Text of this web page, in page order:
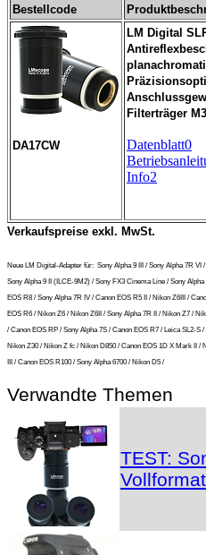
Bestellcode
DA17CW
LM Digital
Filterträger
Datenblatt0
Info2
Verkaufspreise exkl. MwSt.
Neue LM Digital-Adapter für: Sony Alpha 9 III / Sony Alpha 7R VI
Sony Alpha 9 II (ILCE-9M2) / Sony FX3 Cinema Line / Sony
EOS R8 / Sony Alpha 7R IV / Canon EOS R5 II / Nikon Z6III /
EOS R6 / Nikon Z6 / Nikon Z6II / Sony Alpha 7R II / Nikon Z7 /
/ Canon EOS RP / Sony Alpha 7S / Canon EOS R7 / Leica SL2-
Nikon Z30 / Nikon Z fc / Nikon D850 / Canon EOS 1D X Mark II
III / Canon EOS R100 / Sony Alpha 6700 / Nikon D5 /
Verwandte Themen
TEST: